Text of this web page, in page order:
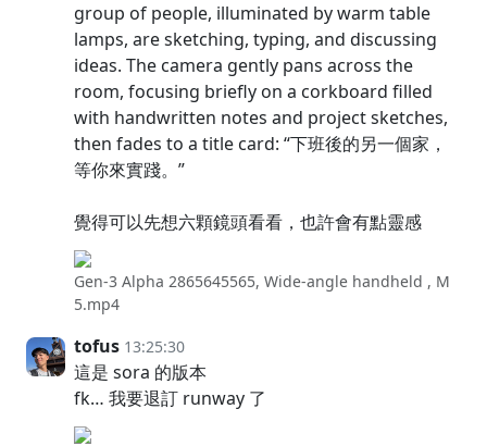
group of people, illuminated by warm table
lamps, are sketching, typing, and discussing
ideas. The camera gently pans across the
room, focusing briefly on a corkboard filled
with handwritten notes and project sketches,
then fades to a title card: “下班後的另一個家，
等你來實踐。”
覺得可以先想六顆鏡頭看看，也許會有點靈感
Gen-3 Alpha 2865645565, Wide-angle handheld , M
5.mp4
tofus 13:25:30
這是 sora 的版本
fk… 我要退訂 runway 了